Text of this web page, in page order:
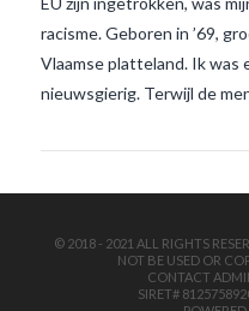
racisme. Geboren in ’69,
Vlaamse platteland. Ik was
nieuwsgierig. Terwijl de
© 2018 - 2021 ALL RIGHTS
NOT BE USED OR
CONTACT
SIRET#